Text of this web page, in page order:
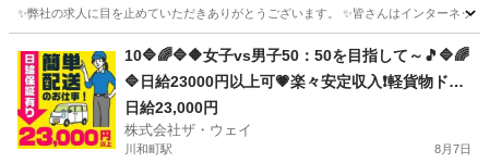
✨弊社の求人に目を止めていただきありがとうございます。 ✨皆さんはインターネッ
戸塚駅 配送 ネットスーパー
10🔷🌈🔷🔶女子vs男子50：50を目指して～🎵🔷🌈
🔷日給23000円以上可💗楽々安定収入❗️軽貨物ドラ
イバー❗️完全週休2日制だよ💛
日給23,000円
株式会社ザ・ウェイ
川和町駅 8月7日